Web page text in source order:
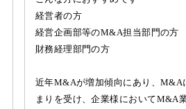
経営者の方
経営企画部等のM&A担当部門の方
財務経理部門の方
近年M&Aが増加傾向にあり、M&A
まりを受け、企業様においてM&A